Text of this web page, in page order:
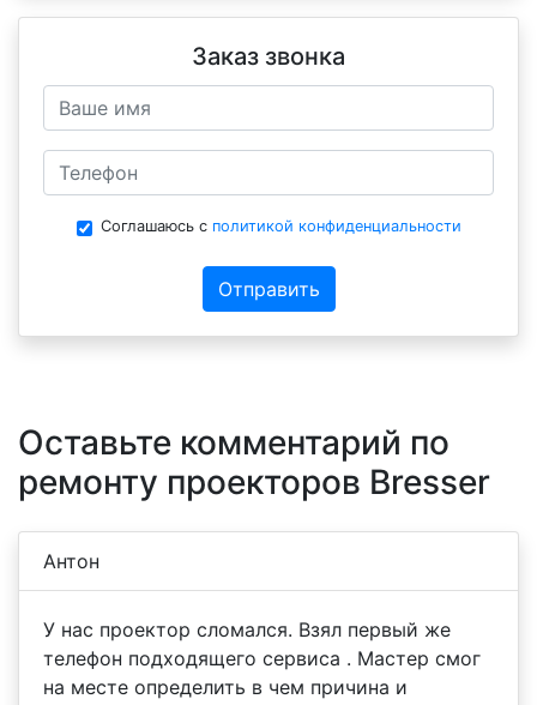
Заказ звонка
Соглашаюсь с политикой конфиденциальности
Отправить
Оставьте комментарий по
ремонту проекторов Bresser
Антон
У нас проектор сломался. Взял первый же
телефон подходящего сервиса . Мастер смог
на месте определить в чем причина и